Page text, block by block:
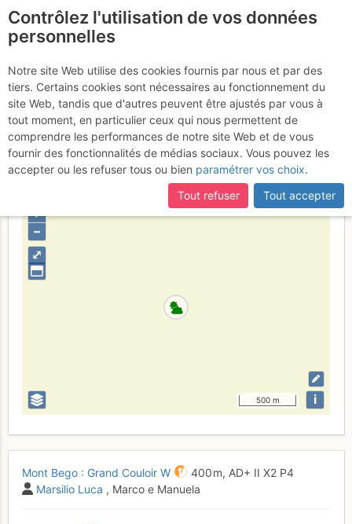
Mont Bego : Monte
Bego - Grand Couloir
Dimanche 30 avril 2017
Mercantour - Argentera
⤢
+
–
500 m i
Mont Bego : Grand Couloir W 400 m, AD+ II X2 P4
Marsilio Luca , Marco e Manuela
Contrôlez l'utilisation de vos données
personnelles
Notre site Web utilise des cookies fournis par nous et par des
tiers. Certains cookies sont nécessaires au fonctionnement du
site Web, tandis que d'autres peuvent être ajustés par vous à
tout moment, en particulier ceux qui nous permettent de
comprendre les performances de notre site Web et de vous
fournir des fonctionnalités de médias sociaux. Vous pouvez les
accepter ou les refuser tous ou bien paramétrer vos choix.
Tout refuser
Tout accepter